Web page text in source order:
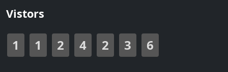
Vistors
1 1 2 4 2 3 6